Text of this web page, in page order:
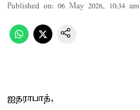
Published on: 06 May 2026, 10:34 am
ஐதராபாத்,